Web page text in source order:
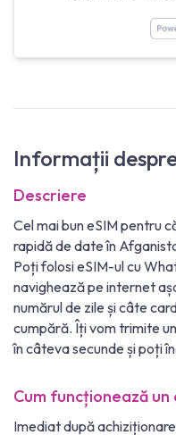
Informații
Descriere
Cel mai bun eSIM pentru
rapidă de date în
Poți folosi eSIM-ul cu
navighează pe internet
numărul de zile și câte
cumpără. Îți vom trimite
în câteva secunde și poți
Cum funcționează un
Imediat după